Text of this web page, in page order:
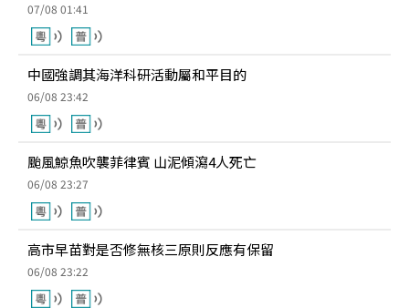
07/08 01:41
中國強調其海洋科研活動屬和平目的
06/08 23:42
颱風鯨魚吹襲菲律賓 山泥傾瀉4人死亡
06/08 23:27
高市早苗對是否修無核三原則反應有保留
06/08 23:22